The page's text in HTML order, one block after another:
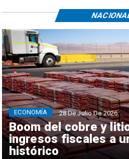
Boom del cobre y
ingresos fiscales a
histórico
ECONOMÍA 28 De Julio De 2026